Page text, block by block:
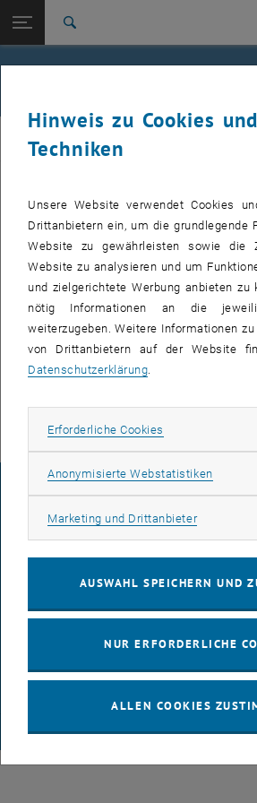
TU Login
Studium
International
Zur 1. Menü Ebene
femTUme
Zurück: Subseiten von femTUme auflisten
Zurück zur letzten Ebene:
femTUme
Jour fixe
femTUme
VERANSTALTUNGEN VOM 17.
Stammtisch 04.08.
04
AUG. 26
04
–
ANDERE tba, 1060 Wien
© TU Wien# 65814
IMPRESSUM
Hinweis zu Cookies
Techniken
Unsere Website verwendet Cookies
Drittanbietern ein, um die grundlegende
Website zu gewährleisten sowie die
Website zu analysieren und um
und zielgerichtete Werbung anbieten zu
nötig Informationen an die
weiterzugeben. Weitere Informationen
von Drittanbietern auf der Website
Datenschutzerklärung.
Erforderliche Cookies Erforderliche
Anonymisierte WebstatistikenStatistik
Marketing und DrittanbieterMarketing
AUSWAHL SPEICHERN UND
NUR ERFORDERLICHE
ALLEN COOKIES